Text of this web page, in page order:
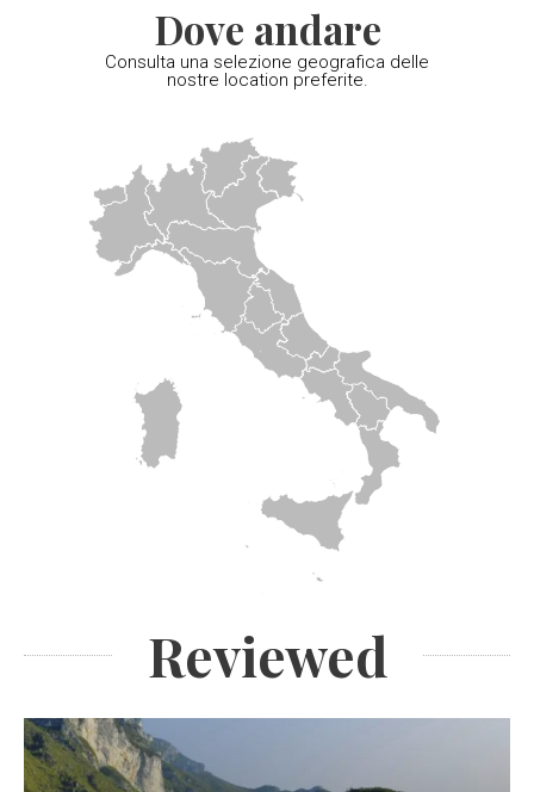
Dove andare
Consulta una selezione geografica delle
nostre location preferite.
Reviewed